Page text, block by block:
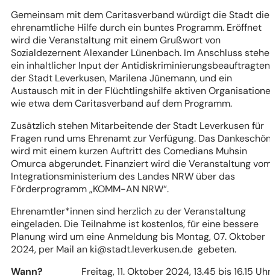
Gemeinsam mit dem Caritasverband würdigt die Stadt die
ehrenamtliche Hilfe durch ein buntes Programm. Eröffnet
wird die Veranstaltung mit einem Grußwort von
Sozialdezernent Alexander Lünenbach. Im Anschluss
ein inhaltlicher Input der Antidiskriminierungsbeauftragten
der Stadt Leverkusen, Marilena Jünemann, und ein
Austausch mit in der Flüchtlingshilfe aktiven
wie etwa dem Caritasverband auf dem Programm.
Zusätzlich stehen Mitarbeitende der Stadt Leverkusen für
Fragen rund ums Ehrenamt zur Verfügung. Das
wird mit einem kurzen Auftritt des Comedians Muhsin
Omurca abgerundet. Finanziert wird die Veranstaltung
Integrationsministerium des Landes NRW über das
Förderprogramm „KOMM-AN NRW“.
Ehrenamtler*innen sind herzlich zu der Veranstaltung
eingeladen. Die Teilnahme ist kostenlos, für eine bessere
Planung wird um eine Anmeldung bis Montag, 07. Oktober
2024, per Mail an ki stadt.leverkusende gebeten.
Wann?
Freitag, 11. Oktober 2024, 13.45 bis 16.15